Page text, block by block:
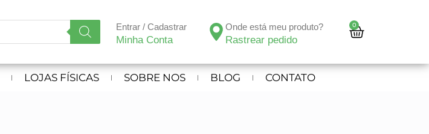
Entrar / Cadastrar
Minha Conta
Onde está meu produto?
Rastrear pedido
0
LOJAS FÍSICAS SOBRE NOS BLOG CONTATO